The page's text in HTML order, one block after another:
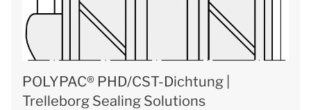
POLYPAC® PHD/CST-Dichtung |
Trelleborg Sealing Solutions